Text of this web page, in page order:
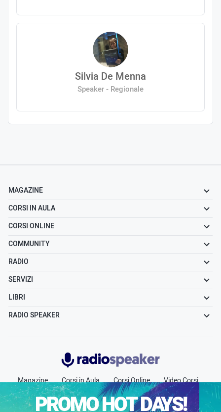
Silvia De Menna
Speaker - Regionale
MAGAZINE
CORSI IN AULA
CORSI ONLINE
COMMUNITY
RADIO
SERVIZI
LIBRI
RADIO SPEAKER
Radiospeaker.it
Magazine Corsi in Aula Corsi Online
Video Corsi
Community
Radio Jobs Chi siamo
Contatti
Pubblicità
PROMO HOT DAYS!